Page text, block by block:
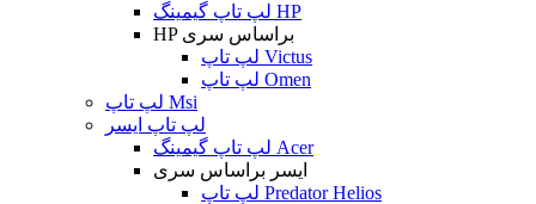
لپ تاپ گیمینگ HP
HP براساس سری
لپ تاپ Victus
لپ تاپ Omen
لپ تاپ Msi
لپ تاپ ایسر
لپ تاپ گیمینگ Acer
ایسر براساس سری
لپ تاپ Predator Helios